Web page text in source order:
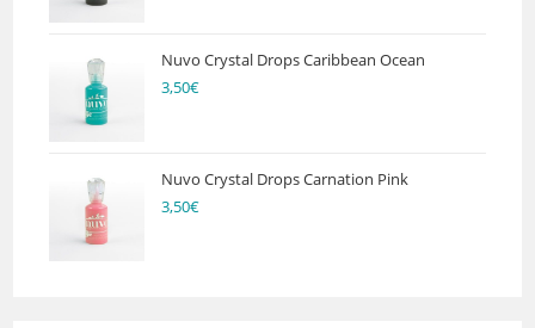
Nuvo Crystal Drops Caribbean Ocean
3,50€
Nuvo Crystal Drops Carnation Pink
3,50€